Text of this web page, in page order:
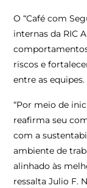
O “Café com
internas da RIC
riscos e
entre as equipes.
“Por meio de
reafirma seu
com a
ambiente de
alinhado às
ressalta Julio F.